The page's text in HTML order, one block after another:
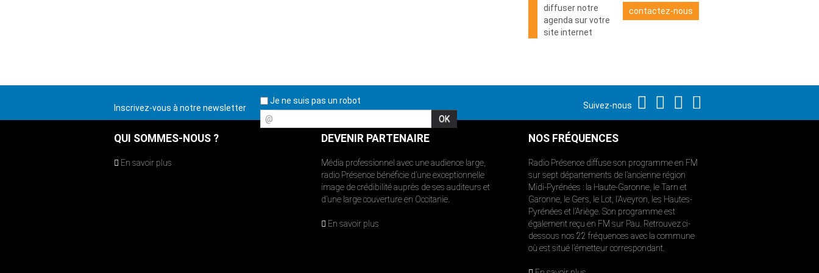
diffuser notre
agenda sur votre
site internet
contactez-nous
Inscrivez-vous à notre newsletter
Je ne suis pas un robot
@
Suivez-nous
QUI SOMMES-NOUS ?
En savoir plus
DEVENIR PARTENAIRE
Média professionnel avec une audience large,
radio Présence bénéficie d’une exceptionnelle
image de crédibilité auprès de ses auditeurs et
d’une large couverture en Occitanie.
En savoir plus
NOS FRÉQUENCES
Radio Présence diffuse son programme en FM
sur sept départements de l’ancienne région
Midi-Pyrénées : la Haute-Garonne, le Tarn et
Garonne, le Gers, le Lot, l’Aveyron, les Hautes-
Pyrénées et l’Ariège. Son programme est
également reçu en FM sur Pau. Retrouvez ci-
dessous nos 22 fréquences avec la commune
où est situé l’émetteur correspondant.